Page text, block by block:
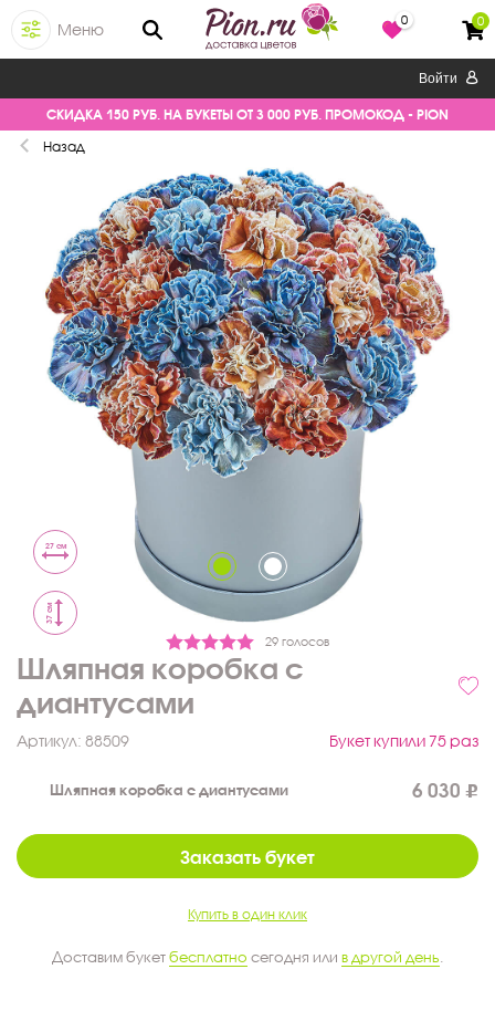
Меню
0 0
Войти
СКИДКА 150 РУБ. НА БУКЕТЫ ОТ 3 000 РУБ. ПРОМОКОД - PION
Назад
29 голосов
27 см
37 см
Шляпная коробка с
диантусами
Артикул: 88509 Букет купили 75 раз
Шляпная коробка с диантусами 6 030
Заказать букет
Купить в один клик
Доставим букетбесплатно сегодня или в другой день